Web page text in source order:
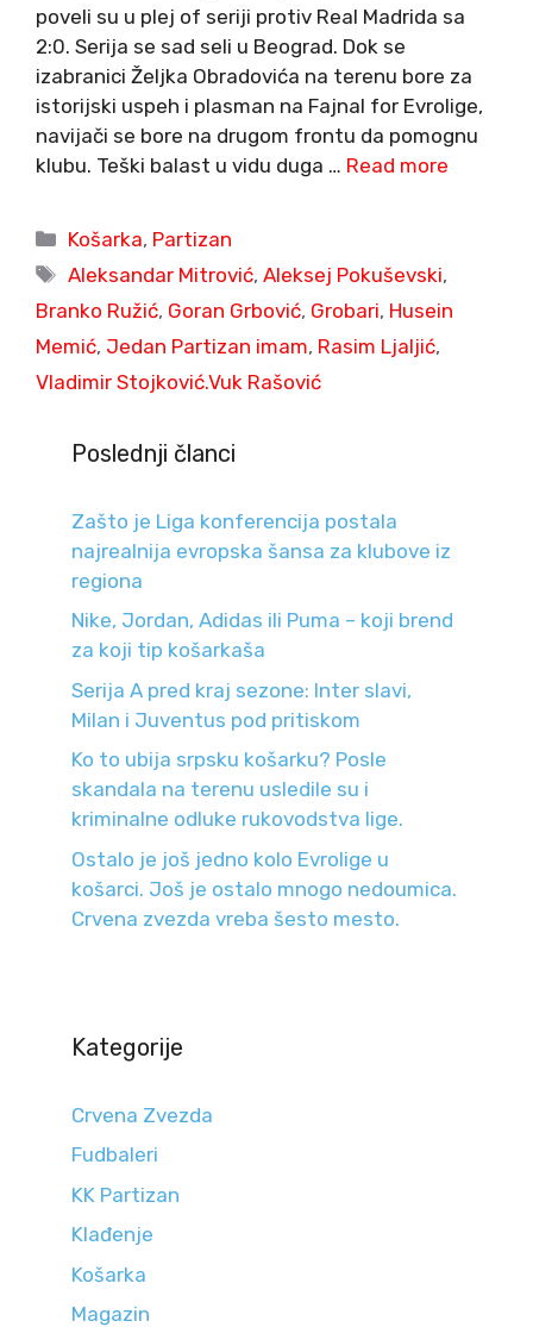
poveli su u plej of seriji protiv Real Madrida sa
2:0. Serija se sad seli u Beograd. Dok se
izabranici Željka Obradovića na terenu bore za
istorijski uspeh i plasman na Fajnal for Evrolige,
navijači se bore na drugom frontu da pomognu
klubu. Teški balast u vidu duga … Read more
Categories
Košarka, Partizan
Tags
Aleksandar Mitrović,Aleksej Pokuševski,
Branko Ružić, Goran Grbović, Grobari, Husein
Memić, Jedan Partizan imam, Rasim Ljaljić,
Vladimir Stojković.Vuk Rašović
Poslednji članci
Zašto je Liga konferencija postala
najrealnija evropska šansa za klubove iz
regiona
Nike, Jordan, Adidas ili Puma – koji brend
za koji tip košarkaša
Serija A pred kraj sezone: Inter slavi,
Milan i Juventus pod pritiskom
Ko to ubija srpsku košarku? Posle
skandala na terenu usledile su i
kriminalne odluke rukovodstva lige.
Ostalo je još jedno kolo Evrolige u
košarci. Još je ostalo mnogo nedoumica.
Crvena zvezda vreba šesto mesto.
Kategorije
Crvena Zvezda
Fudbaleri
KK Partizan
Klađenje
Košarka
Magazin